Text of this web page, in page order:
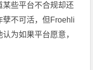
些平台不合规却还
孽不可活，但Froehli
为如果平台愿意，